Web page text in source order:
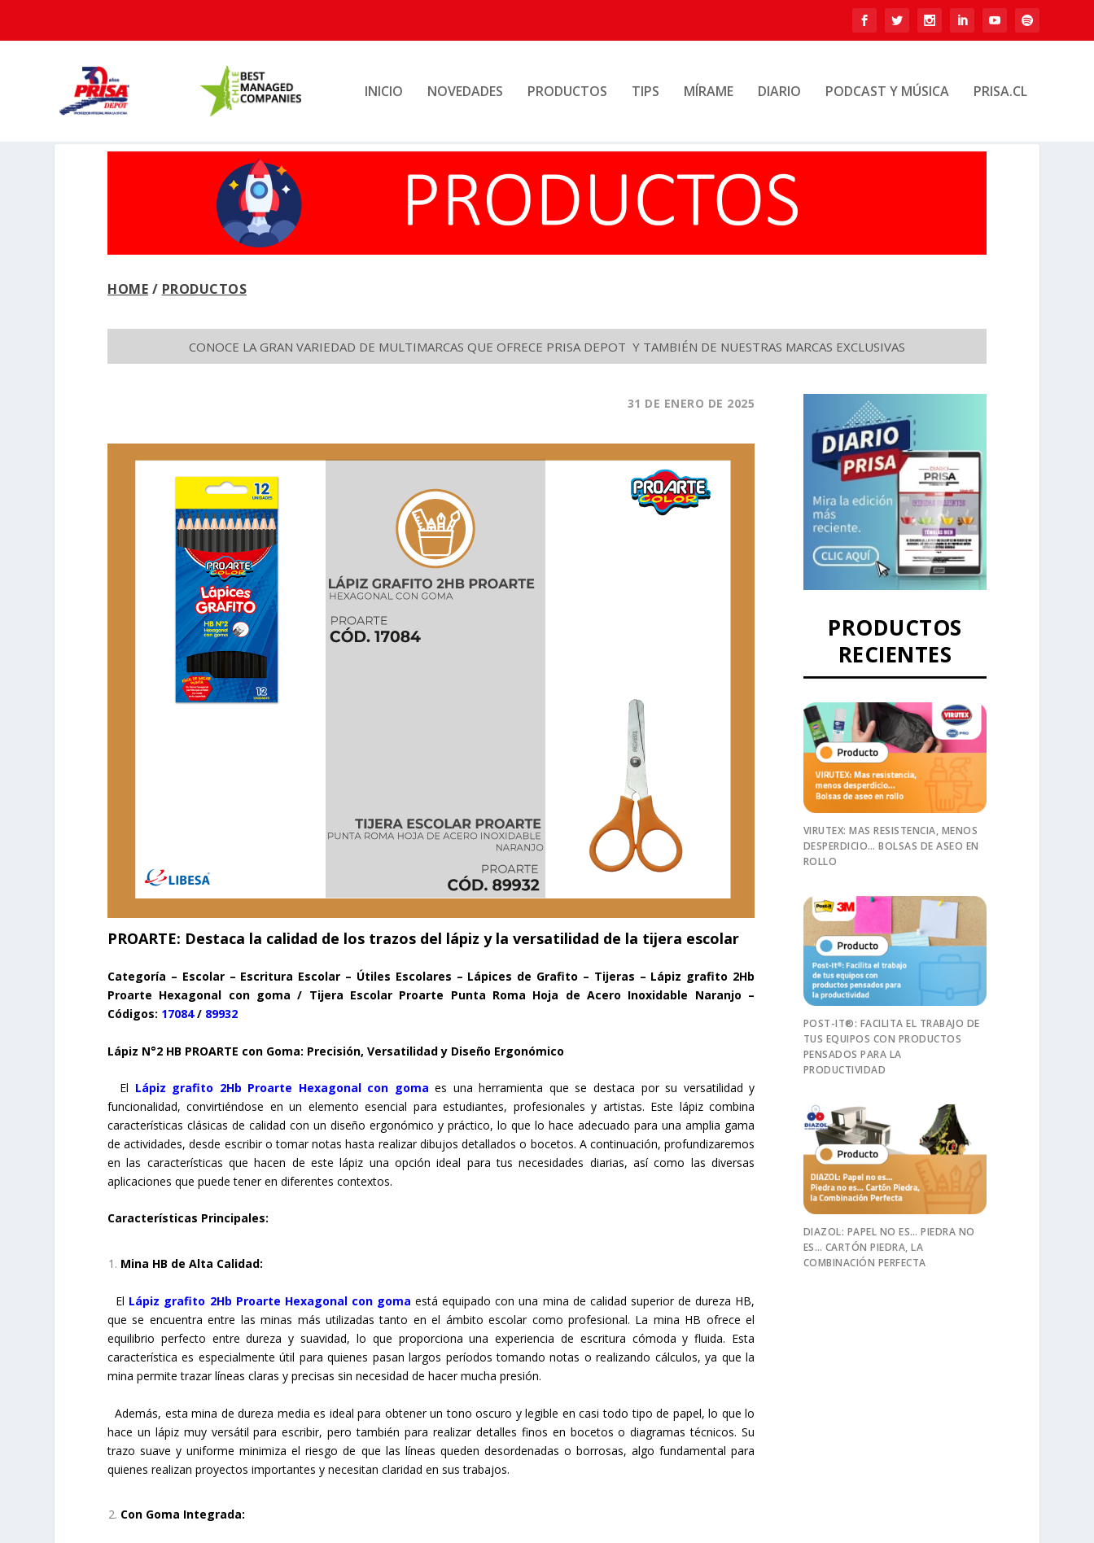
INICIO NOVEDADES PRODUCTOS TIPS MÍRAME DIARIO PODCAST Y MÚSICA PRISA.CL
HOME / PRODUCTOS
CONOCE LA GRAN VARIEDAD DE MULTIMARCAS QUE OFRECE PRISA DEPOT Y TAMBIÉN DE NUESTRAS MARCAS EXCLUSIVAS
31 DE ENERO DE 2025
PROARTE: Destaca la calidad de los trazos del lápiz y la versatilidad de la tijera escolar
Categoría – Escolar – Escritura Escolar – Útiles Escolares – Lápices de Grafito – Tijeras – Lápiz grafito 2Hb
Proarte Hexagonal con goma / Tijera Escolar Proarte Punta Roma Hoja de Acero Inoxidable Naranjo –
Códigos: 17084/ 89932
Lápiz N°2 HB PROARTE con Goma: Precisión, Versatilidad y Diseño Ergonómico
El Lápiz grafito 2Hb Proarte Hexagonal con goma es una herramienta que se destaca por su versatilidad y
funcionalidad, convirtiéndose en un elemento esencial para estudiantes, profesionales y artistas. Este lápiz combina
características clásicas de calidad con un diseño ergonómico y práctico, lo que lo hace adecuado para una amplia gama
de actividades, desde escribir o tomar notas hasta realizar dibujos detallados o bocetos. A continuación, profundizaremos
en las características que hacen de este lápiz una opción ideal para tus necesidades diarias, así como las diversas
aplicaciones que puede tener en diferentes contextos.
Características Principales:
Mina HB de Alta Calidad:
El Lápiz grafito 2Hb Proarte Hexagonal con goma está equipado con una mina de calidad superior de dureza HB,
que se encuentra entre las minas más utilizadas tanto en el ámbito escolar como profesional. La mina HB ofrece el
equilibrio perfecto entre dureza y suavidad, lo que proporciona una experiencia de escritura cómoda y fluida. Esta
característica es especialmente útil para quienes pasan largos períodos tomando notas o realizando cálculos, ya que la
mina permite trazar líneas claras y precisas sin necesidad de hacer mucha presión.
Además, esta mina de dureza media es ideal para obtener un tono oscuro y legible en casi todo tipo de papel, lo que lo
hace un lápiz muy versátil para escribir, pero también para realizar detalles finos en bocetos o diagramas técnicos. Su
trazo suave y uniforme minimiza el riesgo de que las líneas queden desordenadas o borrosas, algo fundamental para
quienes realizan proyectos importantes y necesitan claridad en sus trabajos.
Con Goma Integrada:
PRODUCTOS
RECIENTES
VIRUTEX: MAS RESISTENCIA, MENOS
DESPERDICIO… BOLSAS DE ASEO EN
ROLLO
POST-IT®: FACILITA EL TRABAJO DE
TUS EQUIPOS CON PRODUCTOS
PENSADOS PARA LA
PRODUCTIVIDAD
DIAZOL: PAPEL NO ES… PIEDRA NO
ES… CARTÓN PIEDRA, LA
COMBINACIÓN PERFECTA